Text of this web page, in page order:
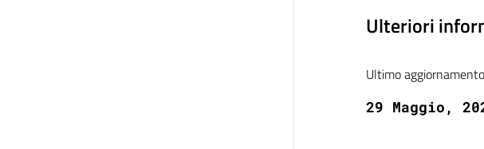
Ulteriori
Ultimo aggiornamento
29 Maggio,